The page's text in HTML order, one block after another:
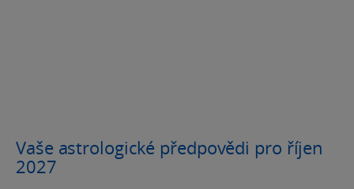
Vaše astrologické předpovědi pro říjen
2027